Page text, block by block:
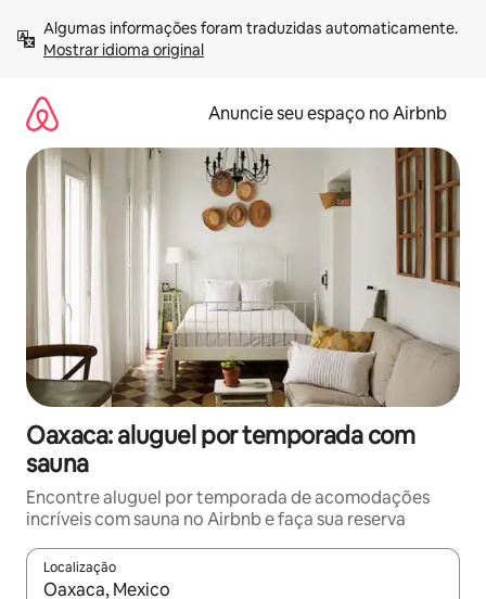
para
Mostrar idioma original
Anuncie seu espaço no Airbnb
Oaxaca: aluguel por temporada com
sauna
Encontre aluguel por temporada de acomodações
incríveis com sauna no Airbnb e faça sua reserva
Localização
Quando os resultados estiverem disponíveis, explore-os